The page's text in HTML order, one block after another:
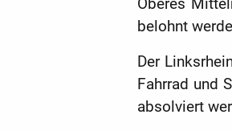
Oberes
belohnt
Der
Fahrrad und
absolviert